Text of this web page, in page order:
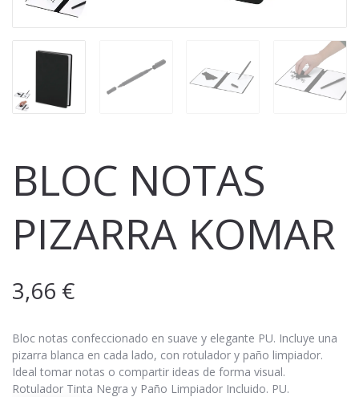
BLOC NOTAS
PIZARRA KOMAR
3,66 €
Bloc notas confeccionado en suave y elegante PU. Incluye una
pizarra blanca en cada lado, con rotulador y paño limpiador.
Ideal tomar notas o compartir ideas de forma visual.
Rotulador Tinta Negra y Paño Limpiador Incluido. PU.